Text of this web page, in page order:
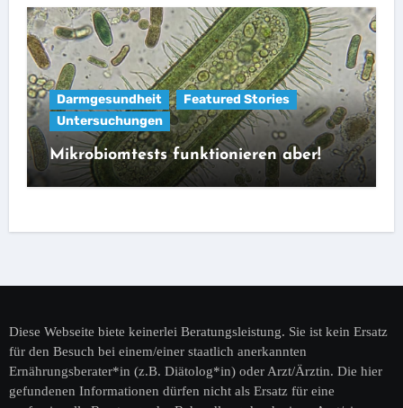
Darmgesundheit
Featured Stories
Untersuchungen
Mikrobiomtests funktionieren aber!
Diese Webseite biete keinerlei Beratungsleistung. Sie ist kein Ersatz
für den Besuch bei einem/einer staatlich anerkannten
Ernährungsberater*in (z.B. Diätolog*in) oder Arzt/Ärztin. Die hier
gefundenen Informationen dürfen nicht als Ersatz für eine